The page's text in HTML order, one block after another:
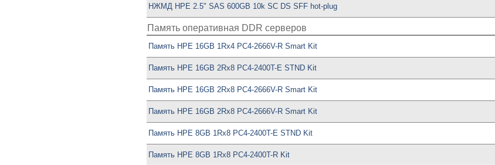
НЖМД HPE 2.5" SAS 600GB 10k SC DS SFF hot-plug
Память оперативная DDR серверов
Память HPE 16GB 1Rx4 PC4-2666V-R Smart Kit
Память HPE 16GB 2Rx8 PC4-2400T-E STND Kit
Память HPE 16GB 2Rx8 PC4-2666V-R Smart Kit
Память HPE 16GB 2Rx8 PC4-2666V-R Smart Kit
Память HPE 8GB 1Rx8 PC4-2400T-E STND Kit
Память HPE 8GB 1Rx8 PC4-2400T-R Kit